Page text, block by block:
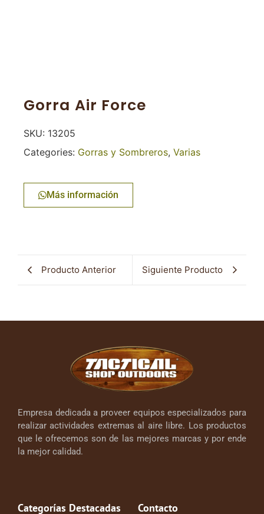
Gorra Air Force
SKU: 13205
Categories: Gorras y Sombreros, Varias
Más información
Producto Anterior Siguiente Producto
Empresa dedicada a proveer equipos especializados para
realizar actividades extremas al aire libre. Los productos
que le ofrecemos son de las mejores marcas y por ende
la mejor calidad.
Categorías Destacadas Contacto